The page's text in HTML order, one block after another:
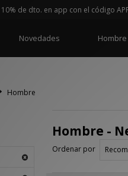
de dto. en app con el código APP10
Novedades Hombre
Hombre
Hombre -
Ordenar por